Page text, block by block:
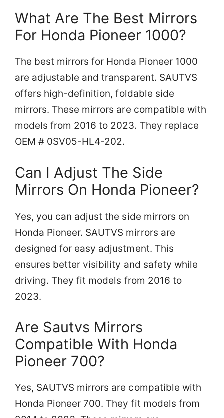
What Are The Best Mirrors
For Honda Pioneer 1000?
The best mirrors for Honda Pioneer 1000
are adjustable and transparent. SAUTVS
offers high-definition, foldable side
mirrors. These mirrors are compatible with
models from 2016 to 2023. They replace
OEM # 0SV05-HL4-202.
Can I Adjust The Side
Mirrors On Honda Pioneer?
Yes, you can adjust the side mirrors on
Honda Pioneer. SAUTVS mirrors are
designed for easy adjustment. This
ensures better visibility and safety while
driving. They fit models from 2016 to
2023.
Are Sautvs Mirrors
Compatible With Honda
Pioneer 700?
Yes, SAUTVS mirrors are compatible with
Honda Pioneer 700. They fit models from